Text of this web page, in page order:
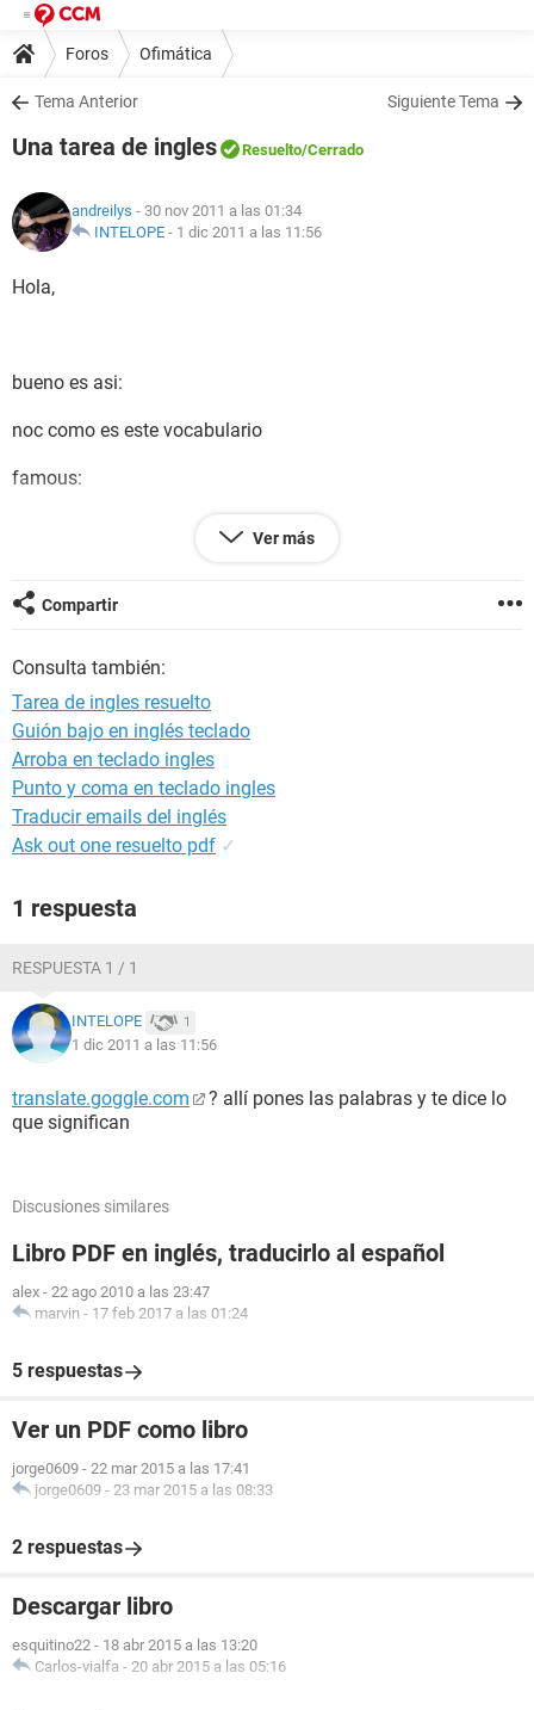
Foros Ofimática
Tema Anterior Siguiente Tema
Una tarea de ingles Resuelto/Cerrado
andreilys - 30 nov 2011 a las 01:34
INTELOPE - 1 dic 2011 a las 11:56
Hola,
bueno es asi:
noc como es este vocabulario
famous:
boring:
weak:
terrifyng:
fast:
qwesome:
talented:
incredible:
Ver más
Compartir
Consulta también:
Tarea de ingles resuelto
Guión bajo en inglés teclado
Arroba en teclado ingles
Punto y coma en teclado ingles
Traducir emails del inglés
Ask out one resuelto pdf ✓
1 respuesta
RESPUESTA 1 / 1
INTELOPE 1
1 dic 2011 a las 11:56
translate.goggle.com
? allí pones las palabras y te dice lo
que significan
Discusiones similares
Libro PDF en inglés, traducirlo al español
alex - 22 ago 2010 a las 23:47
marvin - 17 feb 2017 a las 01:24
5 respuestas
Ver un PDF como libro
jorge0609 - 22 mar 2015 a las 17:41
jorge0609 - 23 mar 2015 a las 08:33
2 respuestas
Descargar libro
esquitino22 - 18 abr 2015 a las 13:20
Carlos-vialfa - 20 abr 2015 a las 05:16